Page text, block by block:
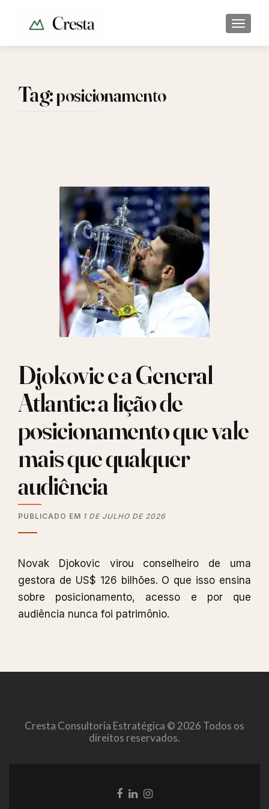
Tag:posicionamento
Djokovic e a General
Atlantic: a lição de
posicionamento que vale
mais que qualquer
audiência
PUBLICADO EM 1 DE JULHO DE 2026
Novak Djokovic virou conselheiro de uma
gestora de US$ 126 bilhões. O que isso ensina
sobre posicionamento, acesso e por que
audiência nunca foi patrimônio.
Cresta Consultoria Estratégica © 2026 Todos os
direitos reservados.
LinkLinkLink